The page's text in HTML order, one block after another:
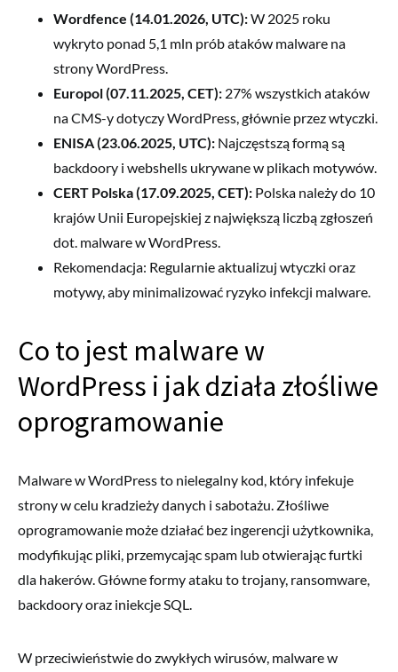
Wordfence (14.01.2026, UTC):W 2025 roku
wykryto ponad 5,1 mln prób ataków malware na
strony WordPress.
Europol (07.11.2025, CET): 27% wszystkich ataków
na CMS-y dotyczy WordPress, głównie przez wtyczki.
ENISA (23.06.2025, UTC): Najczęstszą formą są
backdoory i webshells ukrywane w plikach motywów.
CERT Polska (17.09.2025, CET): Polska należy do 10
krajów Unii Europejskiej z największą liczbą zgłoszeń
dot. malware w WordPress.
Rekomendacja: Regularnie aktualizuj wtyczki oraz
motywy, aby minimalizować ryzyko infekcji malware.
Co to jest malware w
WordPress i jak działa złośliwe
oprogramowanie
Malware w WordPress to nielegalny kod, który infekuje
strony w celu kradzieży danych i sabotażu. Złośliwe
oprogramowanie może działać bez ingerencji użytkownika,
modyfikując pliki, przemycając spam lub otwierając furtki
dla hakerów. Główne formy ataku to trojany, ransomware,
backdoory oraz iniekcje SQL.
W przeciwieństwie do zwykłych wirusów, malware w